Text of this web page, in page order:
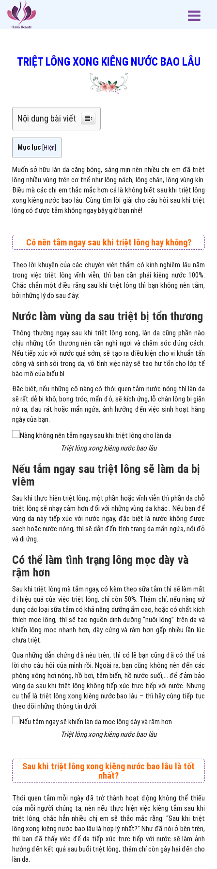
TRIỆT LÔNG XONG KIÊNG NƯỚC BAO LÂU
Nội dung bài viết
Mục lục [Hiện]
Muốn sở hữu làn da căng bóng, sáng mịn nên nhiều chị em đã triệt
lông nhiều vùng trên cơ thể như lông nách, lông chân, lông vùng kín.
Điều mà các chị em thắc mắc hơn cả là không biết sau khi triệt lông
xong kiêng nước bao lâu. Cùng tìm lời giải cho câu hỏi sau khi triệt
lông có được tắm không ngay bây giờ bạn nhé!
Có nên tắm ngay sau khi triệt lông hay không?
Theo lời khuyên của các chuyên viên thẩm có kinh nghiệm lâu năm
trong việc triệt lông vĩnh viễn, thì bạn cần phải kiêng nước 100%.
Chắc chắn một điều rằng sau khi triệt lông thì bạn không nên tắm,
bởi những lý do sau đây:
Nước làm vùng da sau triệt bị tổn thương
Thông thường ngay sau khi triệt lông xong, làn da cũng phần nào
chịu những tổn thương nên cần nghỉ ngơi và chăm sóc đúng cách.
Nếu tiếp xúc với nước quá sớm, sẽ tạo ra điều kiện cho vi khuẩn tấn
công và sinh sôi trong da, vô tình việc này sẽ tạo hư tổn cho lớp tế
bào mô của biểu bì.
Đặc biệt, nếu những cô nàng có thói quen tắm nước nóng thì làn da
sẽ rất dễ bị khô, bong tróc, mẩn đỏ, sẽ kích ứng, lỗ chân lông bị giãn
nở ra, đau rát hoặc mẩn ngứa, ảnh hưởng đến việc sinh hoạt hàng
ngày của bạn.
Triệt lông xong kiêng nước bao lâu
Nếu tắm ngay sau triệt lông sẽ làm da bị
viêm
Sau khi thực hiện triệt lông, một phần hoặc vĩnh viễn thì phần da chỗ
triệt lông sẽ nhạy cảm hơn đối với những vùng da khác . Nếu bạn để
vùng da này tiếp xúc với nước ngay, đặc biệt là nước không được
sạch hoặc nước nóng, thì sẽ dẫn đến tình trạng da mẩn ngứa, nổi đỏ
và dị ứng.
Có thể làm tình trạng lông mọc dày và
rậm hơn
Sau khi triệt lông mà tắm ngay, có kèm theo sữa tắm thì sẽ làm mất
đi hiệu quả của việc triệt lông, chỉ còn 50%. Thậm chí, nếu nàng sử
dụng các loại sữa tắm có khả năng dưỡng ẩm cao, hoặc có chất kích
thích mọc lông, thì sẽ tạo nguồn dinh dưỡng “nuôi lông” trên da và
khiến lông mọc nhanh hơn, dày cứng và rậm hơn gấp nhiều lần lúc
chưa triệt.
Qua những dẫn chứng đã nêu trên, thì có lẽ bạn cũng đã có thể trả
lời cho câu hỏi của mình rồi. Ngoài ra, bạn cũng không nên đến các
phòng xông hơi nóng, hồ bơi, tắm biển, hồ nước suối,… để đảm bảo
vùng da sau khi triệt lông không tiếp xúc trực tiếp với nước. Nhưng
cụ thể là triệt lông xong kiêng nước bao lâu – thì hãy cùng tiếp tục
theo dõi những thông tin dưới.
Triệt lông xong kiêng nước bao lâu
Sau khi triệt lông xong kiêng nước bao lâu là tốt
nhất?
Thói quen tắm mỗi ngày đã trở thành hoạt động không thể thiếu
của mỗi người chúng ta, nên nếu thực hiện việc kiêng tắm sau khi
triệt lông, chắc hẳn nhiều chị em sẽ thắc mắc rằng: “Sau khi triệt
lông xong kiêng nước bao lâu là hợp lý nhất?” Như đã nói ở bên trên,
thì bạn đã thấy việc để da tiếp xúc trực tiếp với nước sẽ làm ảnh
hưởng đến kết quả sau buổi triệt lông, thậm chí còn gây hại đến cho
làn da.